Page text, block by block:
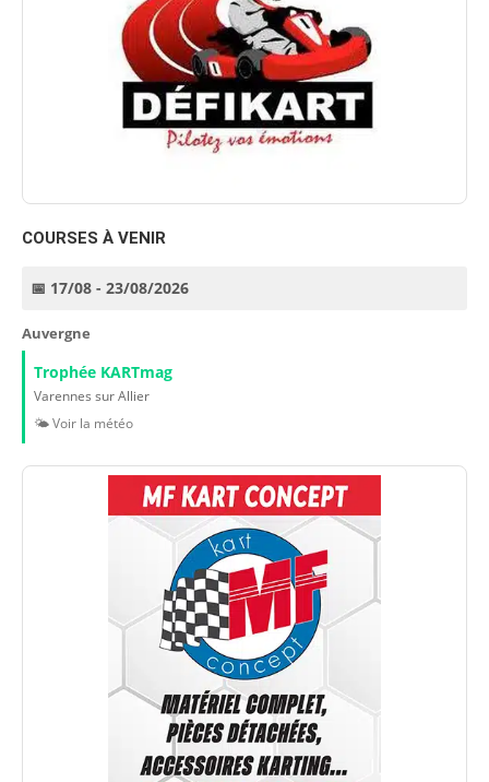
COURSES À VENIR
📅 17/08 - 23/08/2026
Auvergne
Trophée KARTmag
Varennes sur Allier
🌤️ Voir la météo